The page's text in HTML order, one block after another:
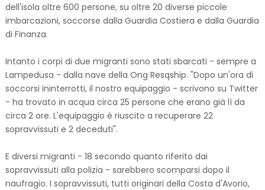
dell'isola oltre 600 persone, su oltre 20 diverse piccole
imbarcazioni, soccorse dalla Guardia Costiera e dalla Guardia
di Finanza.
Intanto i corpi di due migranti sono stati sbarcati - sempre a
Lampedusa - dalla nave della Ong Resqship. "Dopo un'ora di
soccorsi ininterrotti, il nostro equipaggio - scrivono su Twitter
- ha trovato in acqua circa 25 persone che erano già lì da
circa 2 ore. L'equipaggio è riuscito a recuperare 22
sopravvissuti e 2 deceduti".
E diversi migranti - 18 secondo quanto riferito dai
sopravvissuti alla polizia - sarebbero scomparsi dopo il
naufragio. I sopravvissuti, tutti originari della Costa d'Avorio,